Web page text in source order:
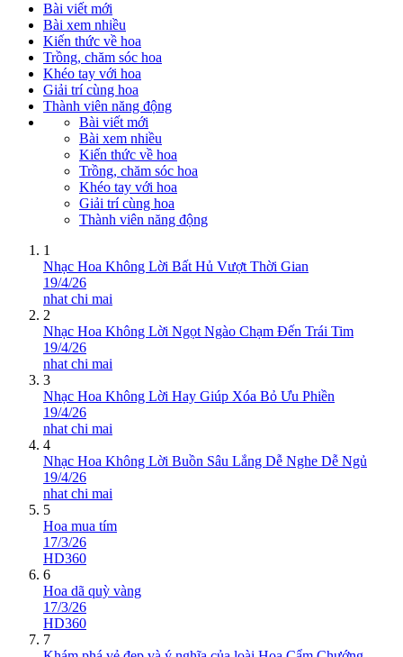
Bài viết mới
Bài xem nhiều
Kiến thức về hoa
Trồng, chăm sóc hoa
Khéo tay với hoa
Giải trí cùng hoa
Thành viên năng động
Bài viết mới
Bài xem nhiều
Kiến thức về hoa
Trồng, chăm sóc hoa
Khéo tay với hoa
Giải trí cùng hoa
Thành viên năng động
1
Nhạc Hoa Không Lời Bất Hủ Vượt Thời Gian
19/4/26
nhat chi mai
2
Nhạc Hoa Không Lời Ngọt Ngào Chạm Đến Trái Tim
19/4/26
nhat chi mai
3
Nhạc Hoa Không Lời Hay Giúp Xóa Bỏ Ưu Phiền
19/4/26
nhat chi mai
4
Nhạc Hoa Không Lời Buồn Sâu Lắng Dễ Nghe Dễ Ngủ
19/4/26
nhat chi mai
5
Hoa mua tím
17/3/26
HD360
6
Hoa dã quỳ vàng
17/3/26
HD360
7